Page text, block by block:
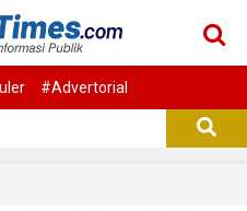
#Advertorial